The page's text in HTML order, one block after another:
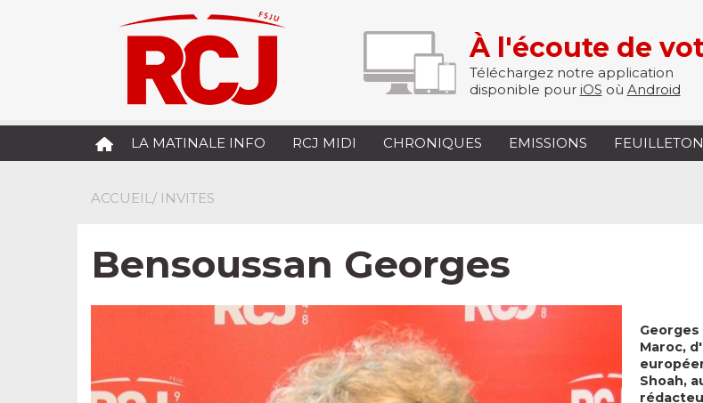
À l'écoute de
Téléchargez notre application
disponible pour iOS où Android
LA MATINALE INFO RCJ MIDI CHRONIQUES EMISSIONS
ACCUEIL/ INVITES
Bensoussan Georges
Maroc,
Shoah,